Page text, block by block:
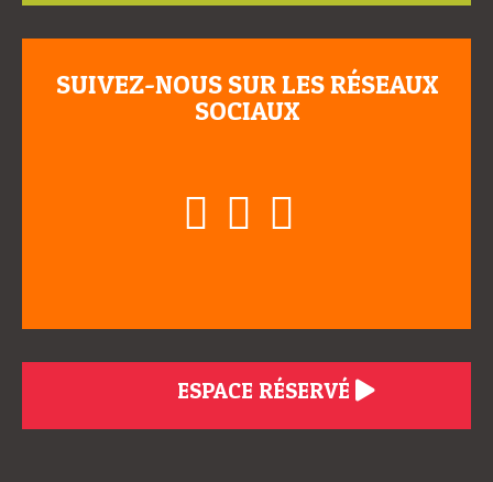
SUIVEZ-NOUS SUR LES RÉSEAUX
SOCIAUX
ESPACE RÉSERVÉ